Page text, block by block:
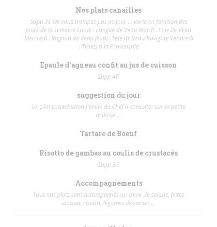
Nos plats canailles
Supp 3€ Ne vous trompez pas de jour ... varie en fonction des
jours de la semaine Lundi : Langue de Veau Mardi : Foie de Veau
Mercredi : Rognon de Veau Jeudi : Tête de Veau Ravigote Vendredi
: Tripes à la Provençale
Epaule d'agneau confit au jus de cuisson
Supp 4€
suggestion du jour
Un plat cuisiné selon l'envie du Chef à consulter sur la petite
ardoise ...
Tartare de Boeuf
Risotto de gambas au coulis de crustacés
Supp 3€
Accompagnements
Tous nos plats sont accompagnés au choix de salade, frites
maison, risotto, légumes de saison ...